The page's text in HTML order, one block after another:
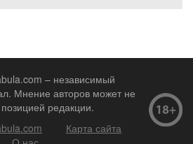
– независимый
Мнение авторов может не
редакции.
Карта сайта